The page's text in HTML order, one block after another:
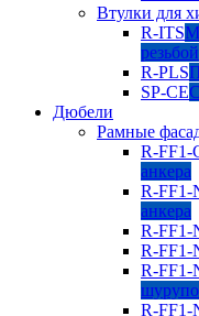
Втулки для
R-ITS
резьбой
R-PLS
SP-CE
Дюбели
Рамные
R-FF1-
анкера
R-FF1-
анкера
R-FF1-
R-FF1-
R-FF1-
R-FF1-